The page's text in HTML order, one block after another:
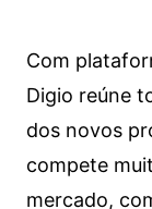
Com
Digio reúne
dos novos
compete
mercado,